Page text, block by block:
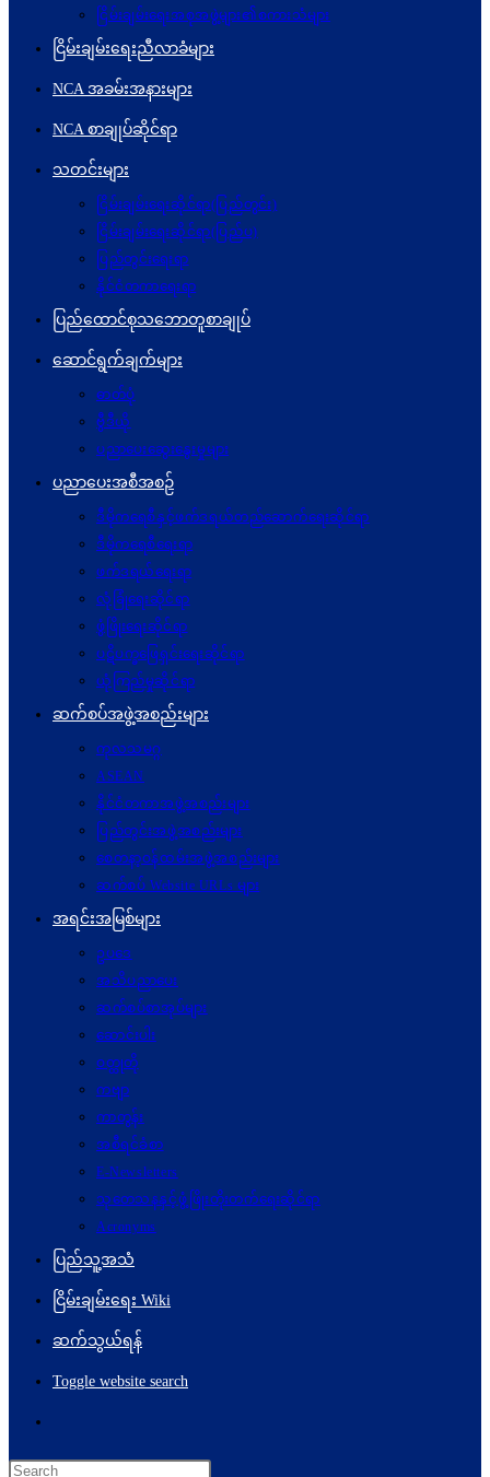
ငြိမ်းချမ်းရေးအစုအဖွဲ့များ၏စကားသံများ
ငြိမ်းချမ်းရေးညီလာခံများ
NCA အခမ်းအနားများ
NCA စာချုပ်ဆိုင်ရာ
သတင်းများ
ငြိမ်းချမ်းရေးဆိုင်ရာ(ပြည်တွင်း)
ငြိမ်းချမ်းရေးဆိုင်ရာ(ပြည်ပ)
ပြည်တွင်းရေးရာ
နိုင်ငံတကာရေးရာ
ပြည်ထောင်စုသဘောတူစာချုပ်
ဆောင်ရွက်ချက်များ
ဓာတ်ပုံ
ဗွီဒီယို
ပညာပေးဆွေးနွေးမှုများ
ပညာပေးအစီအစဉ်
ဒီမိုကရေစီနှင့်ဖက်ဒရယ်တည်ဆောက်ရေးဆိုင်ရာ
ဒီမိုကရေစီရေးရာ
ဖက်ဒရယ်ရေးရာ
လုံခြုံရေးဆိုင်ရာ
ဖွံဖြိုးရေးဆိုင်ရာ
ပဋိပက္ခ‌ဖြေရှင်းရေးဆိုင်ရာ
ယုံကြည်မှုဆိုင်ရာ
ဆက်စပ်အဖွဲ့အစည်းများ
ကုလသမဂ္ဂ
ASEAN
နိုင်ငံတကာအဖွဲ့အစည်းများ
ပြည်တွင်းအဖွဲ့အစည်းများ
စေတနာ့ဝန်ထမ်းအဖွဲ့အစည်းများ
ဆက်စပ် Website URLs များ
အရင်းအမြစ်များ
ဥပဒေ
အသိပညာပေး
ဆက်စပ်စာအုပ်များ
ဆောင်းပါး
ဝတ္ထုတို
ကဗျာ
ကာတွန်း
အစီရင်ခံစာ
E-Newsletters
သုတေသနနှင့်ဖွံ့ဖြိုးတိုးတက်ရေးဆိုင်ရာ
Acronyms
ပြည်သူ့အသံ
ငြိမ်းချမ်းရေး Wiki
ဆက်သွယ်ရန်
Toggle website search